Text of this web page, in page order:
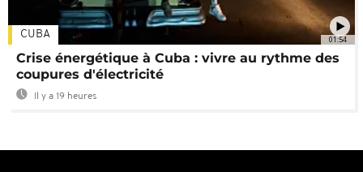
01:54
CUBA
Crise énergétique à Cuba : vivre au rythme des
coupures d'électricité
Il y a 19 heures